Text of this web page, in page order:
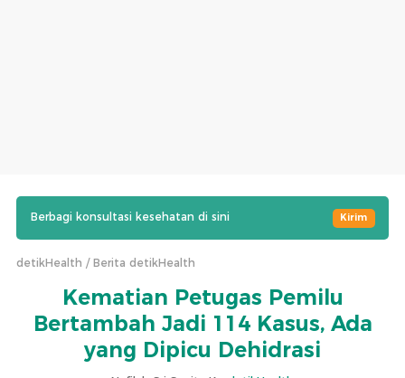
Berbagi konsultasi kesehatan di sini Kirim
detikHealth Berita detikHealth
Kematian Petugas Pemilu
Bertambah Jadi 114 Kasus, Ada
yang Dipicu Dehidrasi